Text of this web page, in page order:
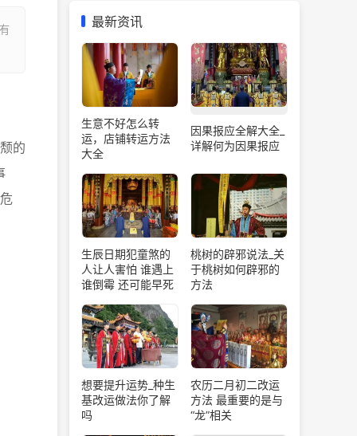
的
最新资讯
生意不好怎么转
运，店铺转运方法
大全
因果报应全解大全_
详解何为因果报应
生辰日期犯童煞的
人让人害怕 谁遇上
谁倒霉 还可能早死
桃树的辟邪说法_关
于桃树如何辟邪的
方法
想要提升运势_种生
基改运做法你了解
吗
农历二月初二改运
方法 最重要的是与
“龙”相关